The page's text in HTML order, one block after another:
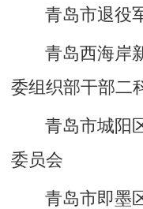
青岛市退役
青岛西海岸
委组织部干部二
青岛市城阳
委员会
青岛市即墨